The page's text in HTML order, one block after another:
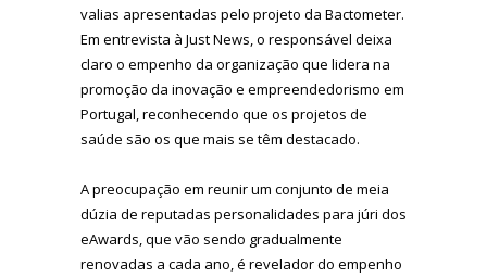
valias apresentadas pelo projeto da Bactometer.
Em entrevista à Just News, o responsável deixa
claro o empenho da organização que lidera na
promoção da inovação e empreendedorismo em
Portugal, reconhecendo que os projetos de
saúde são os que mais se têm destacado.
A preocupação em reunir um conjunto de meia
dúzia de reputadas personalidades para júri dos
eAwards, que vão sendo gradualmente
renovadas a cada ano, é revelador do empenho